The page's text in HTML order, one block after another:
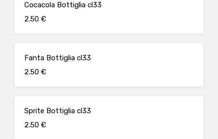
Cocacola Bottiglia cl33
2.50 €
Fanta Bottiglia cl33
2.50 €
Sprite Bottiglia cl33
2.50 €